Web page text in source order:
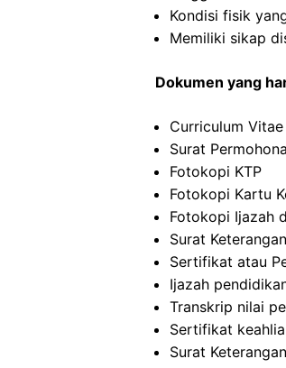
Kondisi fisik
Memiliki sikap
Dokumen yang
Curriculum Vitae
Surat
Fotokopi KTP
Fotokopi Kartu
Fotokopi Ijazah
Surat
Sertifikat atau
Ijazah
Transkrip nilai
Sertifikat
Surat